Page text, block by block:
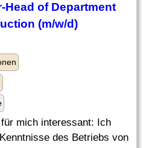
-Head of Department
(m/w/d)
mich interessant: Ich
des Betriebs von